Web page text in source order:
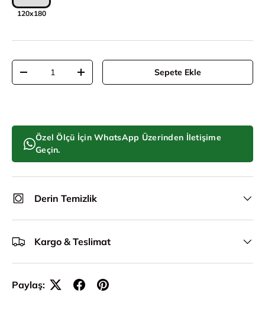
120x180
Adet
Adeti azalt
Adeti artır Sepete Ekle
Özel Ölçü İçin WhatsApp Üzerinden İletişime
Geçin.
Derin Temizlik
Kargo & Teslimat
Paylaş: